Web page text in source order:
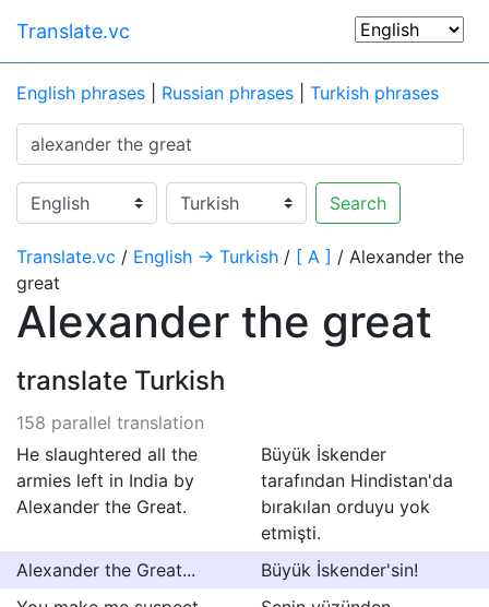
Translate.vc
English phrases Russian phrases Turkish phrases
Search
Translate.vc / English → Turkish / [ A ] / Alexander the
great
Alexander the great
translate Turkish
158 parallel translation
He slaughtered all the
armies left in India by
Alexander the Great.
Büyük İskender
tarafından Hindistan'da
bırakılan orduyu yok
etmişti.
Alexander the Great...
Büyük İskender'sin!